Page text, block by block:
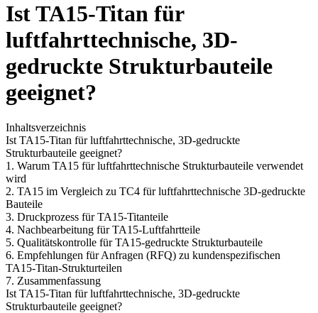
Ist TA15-Titan für
luftfahrttechnische, 3D-
gedruckte Strukturbauteile
geeignet?
Inhaltsverzeichnis
Ist TA15-Titan für luftfahrttechnische, 3D-gedruckte
Strukturbauteile geeignet?
1. Warum TA15 für luftfahrttechnische Strukturbauteile verwendet
wird
2. TA15 im Vergleich zu TC4 für luftfahrttechnische 3D-gedruckte
Bauteile
3. Druckprozess für TA15-Titanteile
4. Nachbearbeitung für TA15-Luftfahrtteile
5. Qualitätskontrolle für TA15-gedruckte Strukturbauteile
6. Empfehlungen für Anfragen (RFQ) zu kundenspezifischen
TA15-Titan-Strukturteilen
7. Zusammenfassung
Ist TA15-Titan für luftfahrttechnische, 3D-gedruckte
Strukturbauteile geeignet?